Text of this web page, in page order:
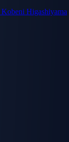
Kobeni Higashiyama